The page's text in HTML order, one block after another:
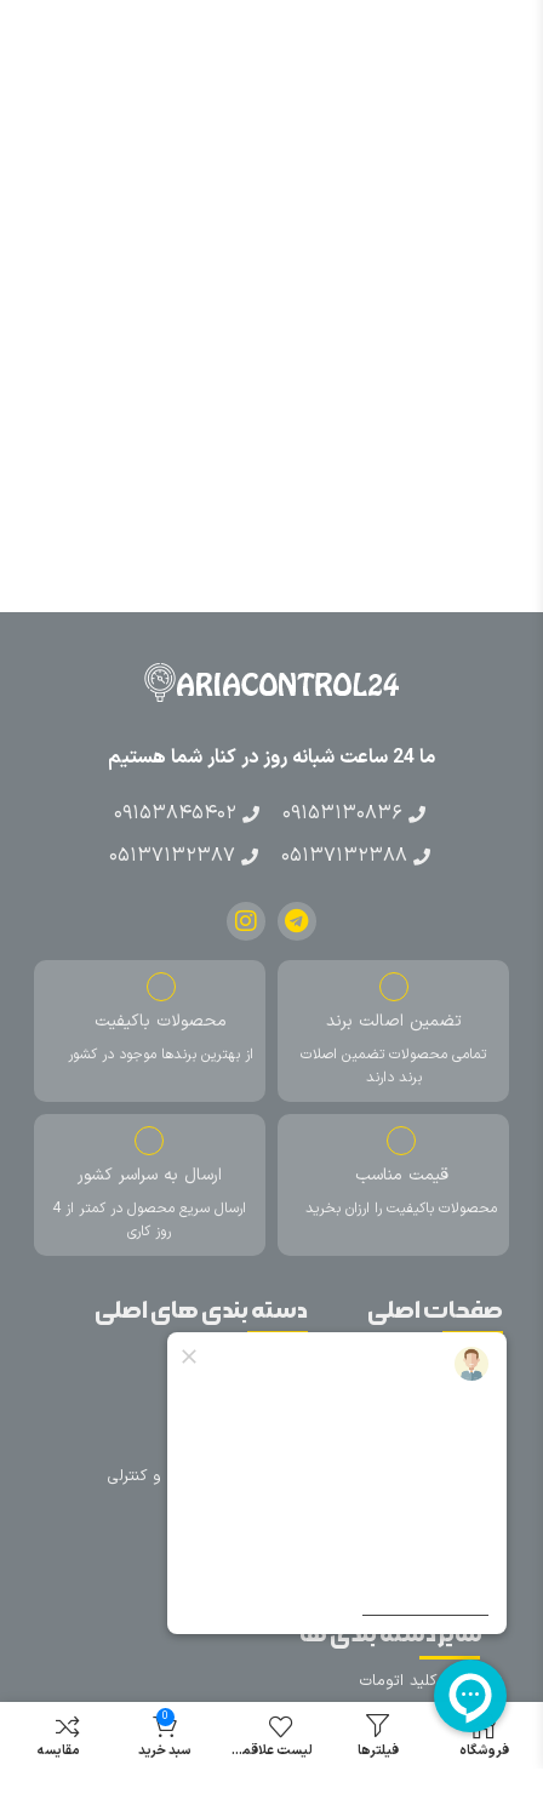
ما 24 ساعت شبانه روز در کنار شما هستیم
۰۹۱۵۳۱۳۰۸۳۶
۰۹۱۵۳۸۴۵۴۰۲
۰۵۱۳۷۱۳۲۳۸۸
۰۵۱۳۷۱۳۲۳۸۷
تضمین اصالت برند
تمامی محصولات تضمین اصلات
برند دارند
محصولات باکیفیت
از بهترین برندها موجود در کشور
قیمت مناسب
محصولات باکیفیت را ارزان بخرید
ارسال به سراسر کشور
ارسال سریع محصول در کمتر از 4
روز کاری
صفحات اصلی
خانه
دسته بندی های اصلی
تجهیزات حفاظتی و کنترلی
سایر دسته بندی ها
خرید کلید اتومات
خرید کنتاکتور
خرید فیوز
فروشگاه فیلترها لیست علاقمندی
0
سبد خرید مقایسه